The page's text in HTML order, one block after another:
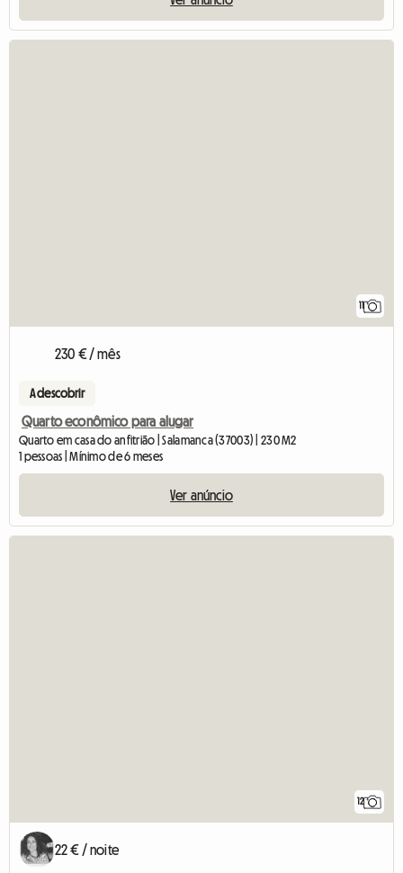
11
230 € / mês
A descobrir
Quarto econômico para alugar
Quarto em casa do anfitrião | Salamanca (37003) | 230 M2
1 pessoas | Mínimo de 6 meses
Ver anúncio
12
22 € / noite